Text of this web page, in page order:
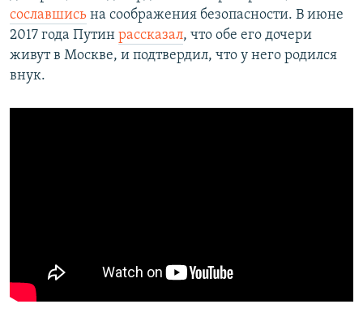
сославшись на соображения безопасности. В июне
2017 года Путин рассказал, что обе его дочери
живут в Москве, и подтвердил, что у него родился
внук.